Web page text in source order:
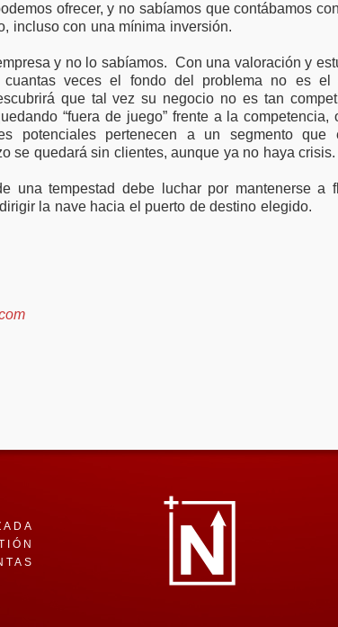
ofrecer, y no sabíamos que contábamos
incluso con una mínima inversión.
y no lo sabíamos. Con una valoración y
cuantas veces el fondo del problema no es el
que tal vez su negocio no es tan
“fuera de juego” frente a la competencia,
potenciales pertenecen a un segmento que
se quedará sin clientes, aunque ya no haya crisis.
una tempestad debe luchar por mantenerse a
la nave hacia el puerto de destino elegido.